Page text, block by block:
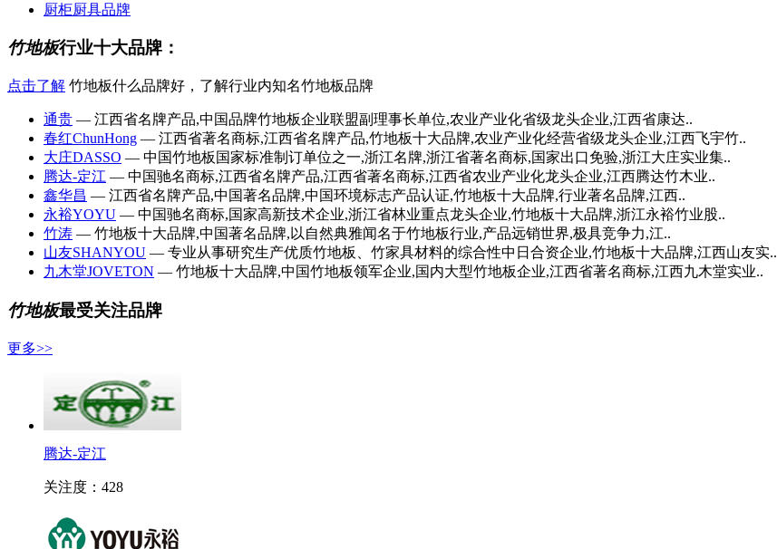
厨柜厨具品牌
竹地板行业十大品牌：
点击了解 竹地板什么品牌好，了解行业内知名竹地板品牌
通贵 — 江西省名牌产品,中国品牌竹地板企业联盟副理事长单位,农业产业化省级龙头企业,江西省康达..
春红ChunHong — 江西省著名商标,江西省名牌产品,竹地板十大品牌,农业产业化经营省级龙头企业,江西飞宇竹..
大庄DASSO — 中国竹地板国家标准制订单位之一,浙江名牌,浙江省著名商标,国家出口免验,浙江大庄实业集..
腾达-定江 — 中国驰名商标,江西省名牌产品,江西省著名商标,江西省农业产业化龙头企业,江西腾达竹木业..
鑫华昌 — 江西省名牌产品,中国著名品牌,中国环境标志产品认证,竹地板十大品牌,行业著名品牌,江西..
永裕YOYU — 中国驰名商标,国家高新技术企业,浙江省林业重点龙头企业,竹地板十大品牌,浙江永裕竹业股..
竹涛 — 竹地板十大品牌,中国著名品牌,以自然典雅闻名于竹地板行业,产品远销世界,极具竞争力,江..
山友SHANYOU — 专业从事研究生产优质竹地板、竹家具材料的综合性中日合资企业,竹地板十大品牌,江西山友实..
九木堂JOVETON — 竹地板十大品牌,中国竹地板领军企业,国内大型竹地板企业,江西省著名商标,江西九木堂实业..
竹地板最受关注品牌
更多>>
腾达-定江
关注度：428